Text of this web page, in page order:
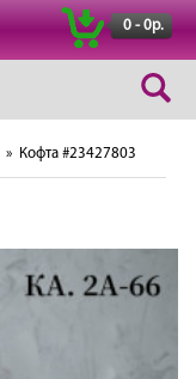
0 - 0р.
» Кофта #23427803